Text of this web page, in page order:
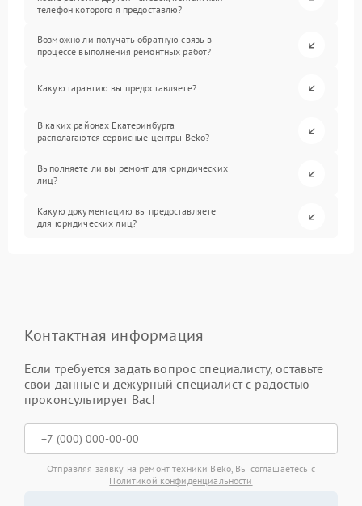
телефон которого я предоставлю?
Возможно ли получать обратную связь в
процессе выполнения ремонтных работ?
Какую гарантию вы предоставляете?
В каких районах Екатеринбурга
располагаются сервисные центры Beko?
Выполняете ли вы ремонт для юридических
лиц?
Какую документацию вы предоставляете
для юридических лиц?
Контактная информация
Если требуется задать вопрос специалисту, оставьте
свои данные и дежурный специалист с радостью
проконсультирует Вас!
Отправляя заявку на ремонт техники Beko, Вы соглашаетесь с
Политикой конфиденциальности